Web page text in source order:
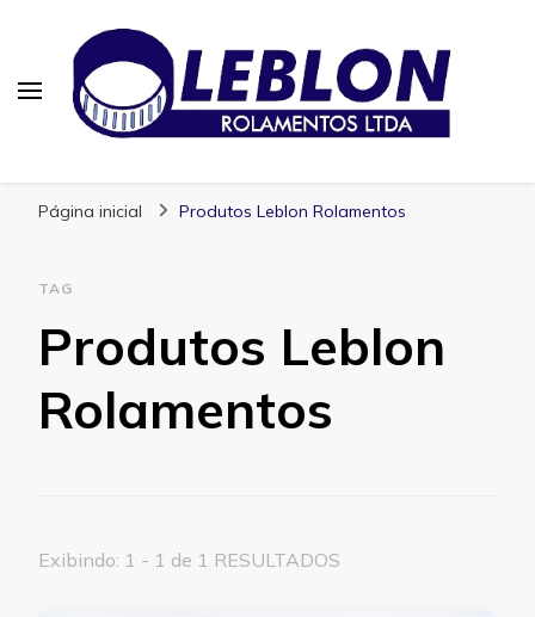
Página inicial Produtos Leblon Rolamentos
TAG
Produtos Leblon
Rolamentos
Exibindo: 1 - 1 de 1 RESULTADOS